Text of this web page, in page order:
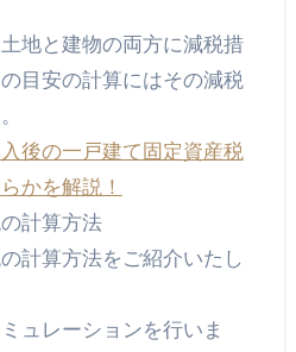
地と建物の両方に減税措
目安の計算にはその減税
後の一戸建て固定資産税
かを解説！
計算方法
計算方法をご紹介いたし
ュレーションを行いま